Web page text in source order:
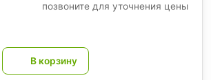
позвоните для уточнения цены